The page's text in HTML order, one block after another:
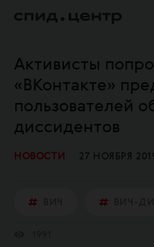
Активисты
«ВКонтакте»
пользователей
диссидентов
НОВОСТИ 27 НОЯБРЯ